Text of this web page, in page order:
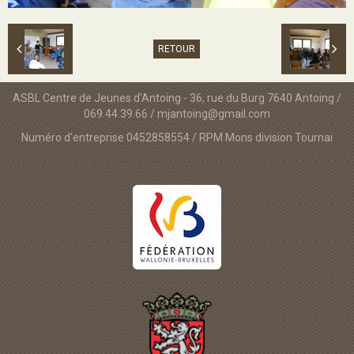
RETOUR
ASBL Centre de Jeunes d'Antoing - 36, rue du Burg 7640 Antoing /
069.44.39.66 / mjantoing@gmail.com
Numéro d'entreprise 0452858554 / RPM Mons division Tournai